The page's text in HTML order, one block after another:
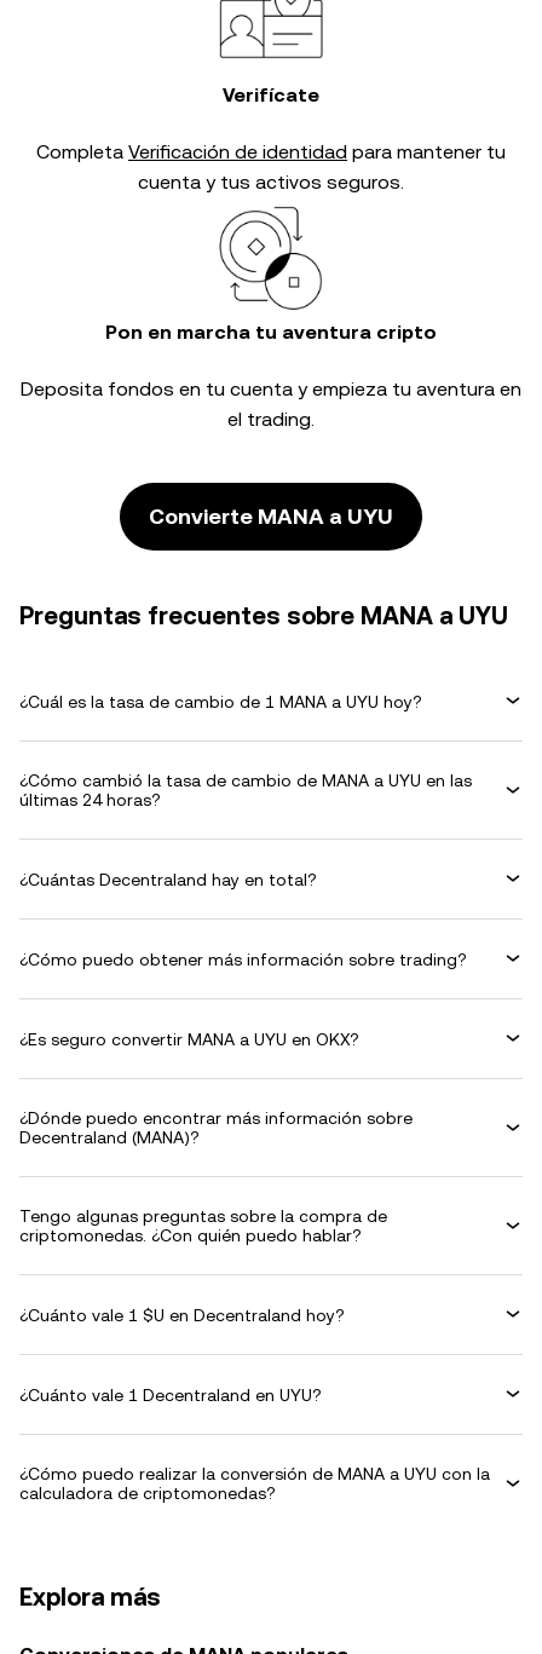
Verifícate
Completa Verificación de identidad para mantener tu
cuenta y tus activos seguros.
Pon en marcha tu aventura cripto
Deposita fondos en tu cuenta y empieza tu aventura en
el trading.
Convierte MANA a UYU
Preguntas frecuentes sobre MANA a UYU
¿Cuál es la tasa de cambio de 1 MANA a UYU hoy?
¿Cómo cambió la tasa de cambio de MANA a UYU en las
últimas 24 horas?
¿Cuántas Decentraland hay en total?
¿Cómo puedo obtener más información sobre trading?
¿Es seguro convertir MANA a UYU en OKX?
¿Dónde puedo encontrar más información sobre
Decentraland (MANA)?
Tengo algunas preguntas sobre la compra de
criptomonedas. ¿Con quién puedo hablar?
¿Cuánto vale 1 $U en Decentraland hoy?
¿Cuánto vale 1 Decentraland en UYU?
¿Cómo puedo realizar la conversión de MANA a UYU con la
calculadora de criptomonedas?
Explora más